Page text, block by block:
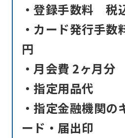
・登録手数料 税
・カード発行手
円
・月会費 2ヶ月分
・指定用品代
・指定金融機関の
ード・届出印